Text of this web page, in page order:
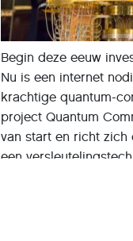
Begin deze eeuw
Nu is een internet
krachtige quantum-
project Quantum
van start en richt zich
een